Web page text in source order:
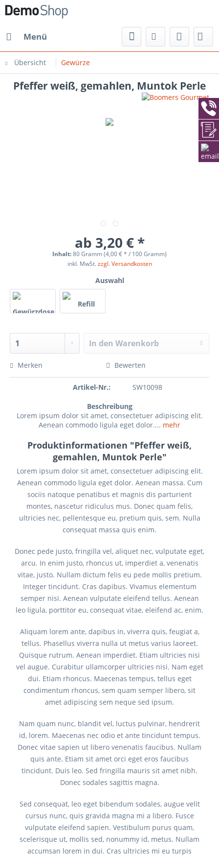
Menü
Übersicht Gewürze
Pfeffer weiß, gemahlen, Muntok Perle
ab 3,20 € *
Inhalt:80 Gramm (4,00 € * / 100 Gramm)
inkl. MwSt.zzgl. Versandkosten
Auswahl
In den Warenkorb
Merken Bewerten
Artikel-Nr.: SW10098
Beschreibung
Lorem ipsum dolor sit amet, consectetuer adipiscing elit.
Aenean commodo ligula eget dolor.... mehr
Produktinformationen "Pfeffer weiß,
gemahlen, Muntok Perle"
Lorem ipsum dolor sit amet, consectetuer adipiscing elit.
Aenean commodo ligula eget dolor. Aenean massa. Cum
sociis natoque penatibus et magnis dis parturient
montes, nascetur ridiculus mus. Donec quam felis,
ultricies nec, pellentesque eu, pretium quis, sem. Nulla
consequat massa quis enim.
Donec pede justo, fringilla vel, aliquet nec, vulputate eget,
arcu. In enim justo, rhoncus ut, imperdiet a, venenatis
vitae, justo. Nullam dictum felis eu pede mollis pretium.
Integer tincidunt. Cras dapibus. Vivamus elementum
semper nisi. Aenean vulputate eleifend tellus. Aenean
leo ligula, porttitor eu, consequat vitae, eleifend ac, enim.
Aliquam lorem ante, dapibus in, viverra quis, feugiat a,
tellus. Phasellus viverra nulla ut metus varius laoreet.
Quisque rutrum. Aenean imperdiet. Etiam ultricies nisi
vel augue. Curabitur ullamcorper ultricies nisi. Nam eget
dui. Etiam rhoncus. Maecenas tempus, tellus eget
condimentum rhoncus, sem quam semper libero, sit
amet adipiscing sem neque sed ipsum.
Nam quam nunc, blandit vel, luctus pulvinar, hendrerit
id, lorem. Maecenas nec odio et ante tincidunt tempus.
Donec vitae sapien ut libero venenatis faucibus. Nullam
quis ante. Etiam sit amet orci eget eros faucibus
tincidunt. Duis leo. Sed fringilla mauris sit amet nibh.
Donec sodales sagittis magna.
Sed consequat, leo eget bibendum sodales, augue velit
cursus nunc, quis gravida magna mi a libero. Fusce
vulputate eleifend sapien. Vestibulum purus quam,
scelerisque ut, mollis sed, nonummy id, metus. Nullam
accumsan lorem in dui. Cras ultricies mi eu turpis